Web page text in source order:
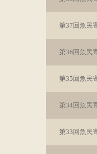
第37回魚民
第36回魚民
第35回魚民
第34回魚民
第33回魚民